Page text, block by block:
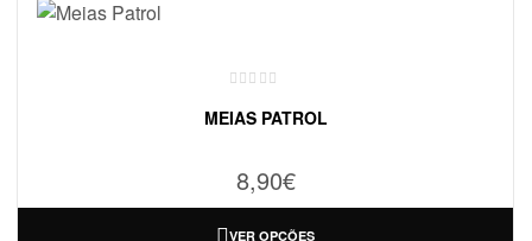
MEIAS PATROL
8,90€
VER OPÇÕES